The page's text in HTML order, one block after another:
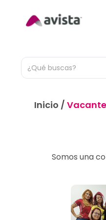
Inicio /
Somos una